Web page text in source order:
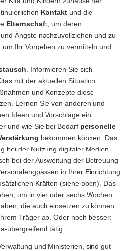
Kontaktund die
Elternschaft, um deren
Ängste nachzuvollziehen und zu
Ihr Vorgehen zu vermitteln und
. Informieren Sie sich
mit der aktuellen Situation
und Konzepte diese
Lernen Sie von anderen und
Ideen und Vorschläge ein.
und wie Sie bei Bedarf personelle
bekommen können. Das
bei der Nutzung digitaler Medien
bei der Ausweitung der Betreuung
in Ihrer Einrichtung
Kräften (siehe oben). Das
um in vier oder sechs Wochen
die auch einsetzen zu können.
Träger ab. Oder noch besser:
übergreifend tätig.
und Ministerien, sind gut